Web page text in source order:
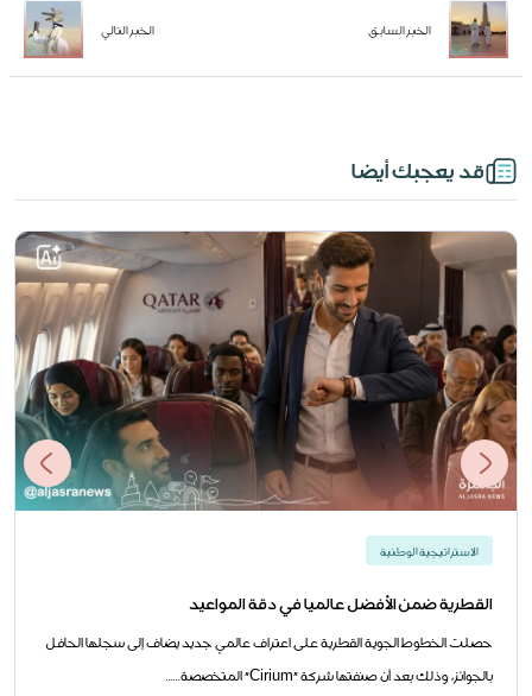
الخبر السابق الخبر التالي
قد يعجبك أيضا
الاستراتيجية الوطنية
القطرية ضمن الأفضل عالميا في دقة المواعيد
حصلت الخطوط الجوية القطرية على اعتراف عالمي جديد يضاف إلى سجلها الحافل
بالجوائز، وذلك بعد أن صنفتها شركة "Cirium" المتخصصة......